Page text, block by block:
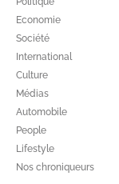
Economie
Société
International
Culture
Médias
Automobile
People
Lifestyle
Nos chroniqueurs